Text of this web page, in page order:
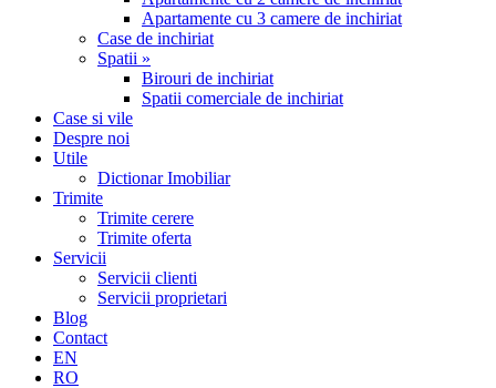
Apartamente cu 3 camere de inchiriat
Case de inchiriat
Spatii »
Birouri de inchiriat
Spatii comerciale de inchiriat
Case si vile
Despre noi
Utile
Dictionar Imobiliar
Trimite
Trimite cerere
Trimite oferta
Servicii
Servicii clienti
Servicii proprietari
Blog
Contact
EN
RO